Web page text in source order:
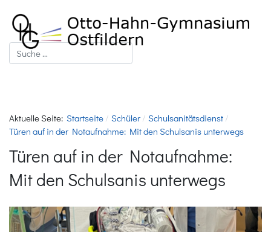
Suchen
Aktuelle Seite: Startseite Schüler
Schulsanitätsdienst
Türen auf in der Notaufnahme: Mit den Schulsanis unterwegs
Türen auf in der Notaufnahme:
Mit den Schulsanis unterwegs